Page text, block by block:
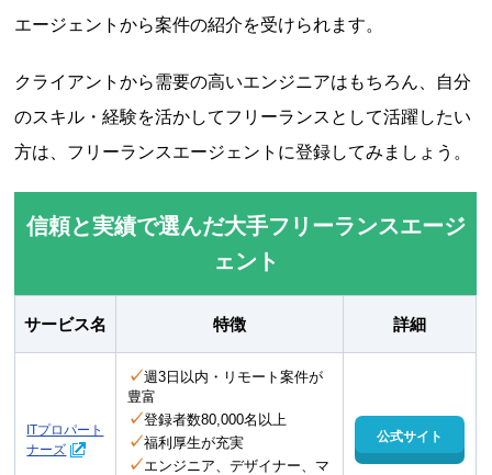
エージェントから案件の紹介を受けられます。
クライアントから需要の高いエンジニアはもちろん、自分
のスキル・経験を活かしてフリーランスとして活躍したい
方は、フリーランスエージェントに登録してみましょう。
信頼と実績で選んだ大手フリーランスエージ
ェント
サービス名 特徴 詳細
ITプロパート
ナーズ
✓週3日以内・リモート案件が
豊富
✓登録者数80,000名以上
✓福利厚生が充実
✓エンジニア、デザイナー、マ
公式サイト